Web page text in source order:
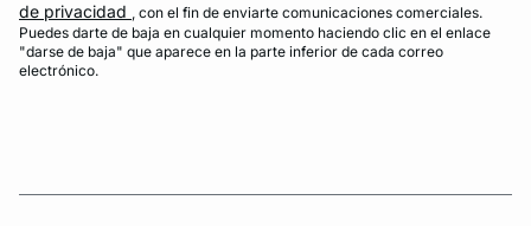
de privacidad , con el fin de enviarte comunicaciones comerciales.
Puedes darte de baja en cualquier momento haciendo clic en el enlace
"darse de baja" que aparece en la parte inferior de cada correo
electrónico.